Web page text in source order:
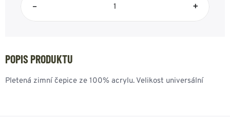
– +
POPIS PRODUKTU
Pletená zimní čepice ze 100% acrylu. Velikost universální